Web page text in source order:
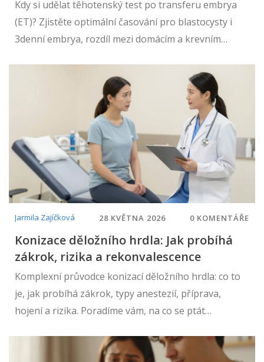
Kdy si udělat těhotenský test po transferu embrya
(ET)? Zjistěte optimální časování pro blastocysty i
3denní embrya, rozdíl mezi domácím a krevním
Jarmila Zajíčková 28 KVĚTNA 2026 0 KOMENTÁŘE
Konizace děložního hrdla: Jak probíhá
zákrok, rizika a rekonvalescence
Komplexní průvodce konizací děložního hrdla: co to
je, jak probíhá zákrok, typy anestezií, příprava,
hojení a rizika. Poradíme vám, na co se ptát